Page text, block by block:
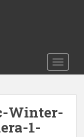
Winter-
1-